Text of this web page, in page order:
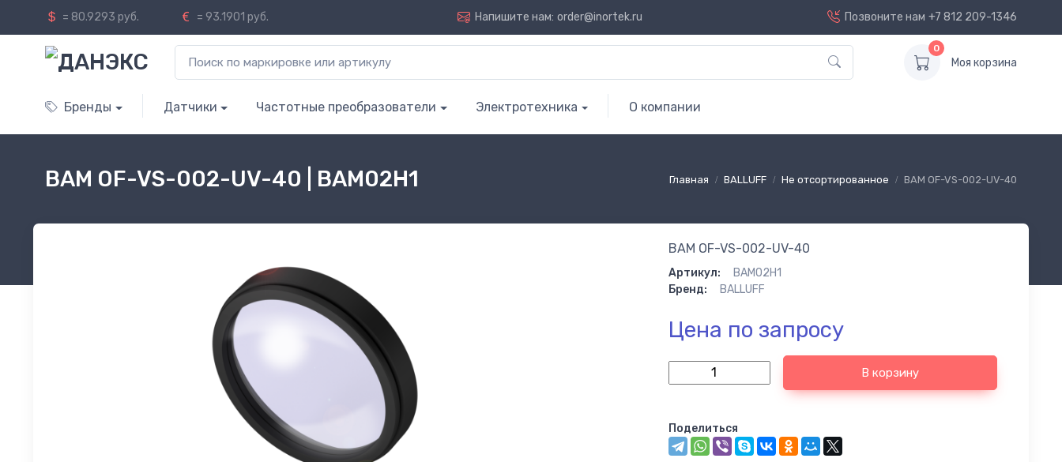
= 80.9293 руб. = 93.1901 руб. Напишите нам: order@inortek.ru Позвоните нам +7 812 209-1346
0
Моя корзина
Бренды Датчики Частотные преобразователи Электротехника О компании
Главная BALLUFF Не отсортированное BAM OF-VS-002-UV-40
BAM OF-VS-002-UV-40 | BAM02H1
BAM OF-VS-002-UV-40
Артикул:
BAM02H1
Бренд:
BALLUFF
Цена по запросу
В корзину
Поделиться